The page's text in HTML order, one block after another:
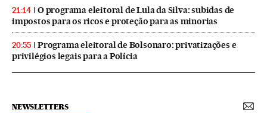
21:14
O programa eleitoral de Lula da Silva: subidas de
impostos para os ricos e proteção para as minorias
20:55
Programa eleitoral de Bolsonaro: privatizações e
privilégios legais para a Polícia
NEWSLETTERS